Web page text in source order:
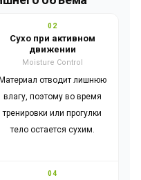
02
Сухо при активном
движении
Moisture Control
Материал отводит лишнюю
влагу, поэтому во время
тренировки или прогулки
тело остается сухим.
04